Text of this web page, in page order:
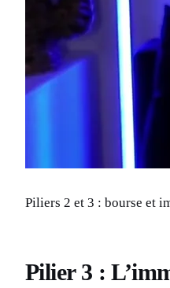
Piliers 2 et 3 : bourse et
Pilier 3 :